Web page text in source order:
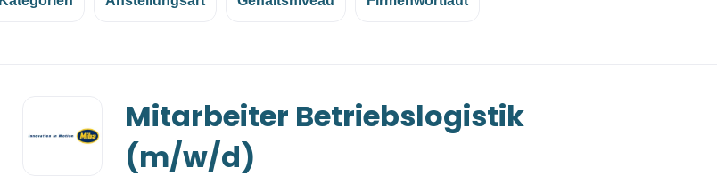
list
Mitarbeiter Betriebslogistik
(m/w/d)